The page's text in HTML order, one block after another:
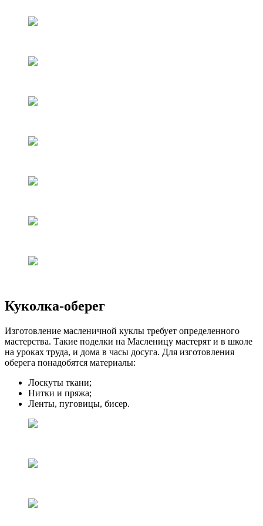
Куколка-оберег
Изготовление масленичной куклы требует определенного
мастерства. Такие поделки на Масленицу мастерят и в школе
на уроках труда, и дома в часы досуга. Для изготовления
оберега понадобятся материалы:
Лоскуты ткани;
Нитки и пряжа;
Ленты, пуговицы, бисер.